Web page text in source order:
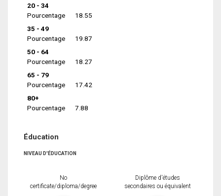
20 - 34
Pourcentage
18.55
35 - 49
Pourcentage
19.87
50 - 64
Pourcentage
18.27
65 - 79
Pourcentage
17.42
80+
Pourcentage
7.88
Éducation
NIVEAU D'ÉDUCATION
No
certificate/diploma/degree
Diplôme d'études
secondaires ou équivalent